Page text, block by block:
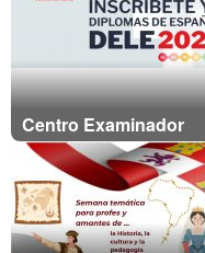
Centro Examinador